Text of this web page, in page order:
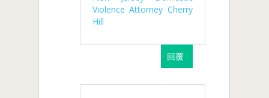
Violence Attorney Cherry
Hill
回覆